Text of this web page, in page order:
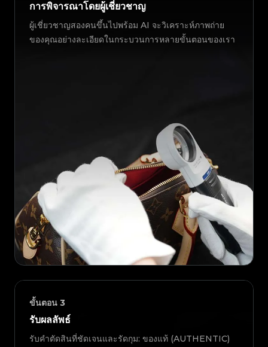
การพิจารณาโดยผู้เชี่ยวชาญ
ผู้เชี่ยวชาญสองคนขึ้นไปพร้อม AI จะวิเคราะห์ภาพถ่าย
ของคุณอย่างละเอียดในกระบวนการหลายขั้นตอนของเรา
ขั้นตอน 3
รับผลลัพธ์
รับคำตัดสินที่ชัดเจนและรัดกุม: ของแท้ (AUTHENTIC)